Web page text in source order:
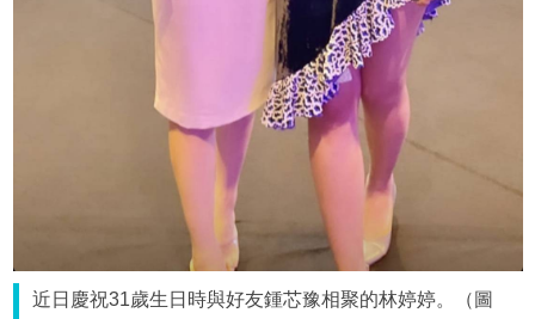
近日慶祝31歲生日時與好友鍾芯豫相聚的林婷婷。（圖